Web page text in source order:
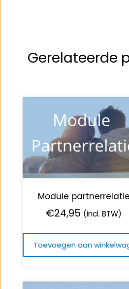
Gerelateerde
Module partnerrelatie
€24,95 (incl. BTW)
Toevoegen aan